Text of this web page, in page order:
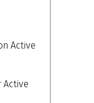
Active
Active